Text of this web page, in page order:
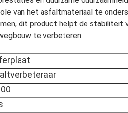
van het asfaltmateriaal te
dit product helpt de stabiliteit
te verbeteren.